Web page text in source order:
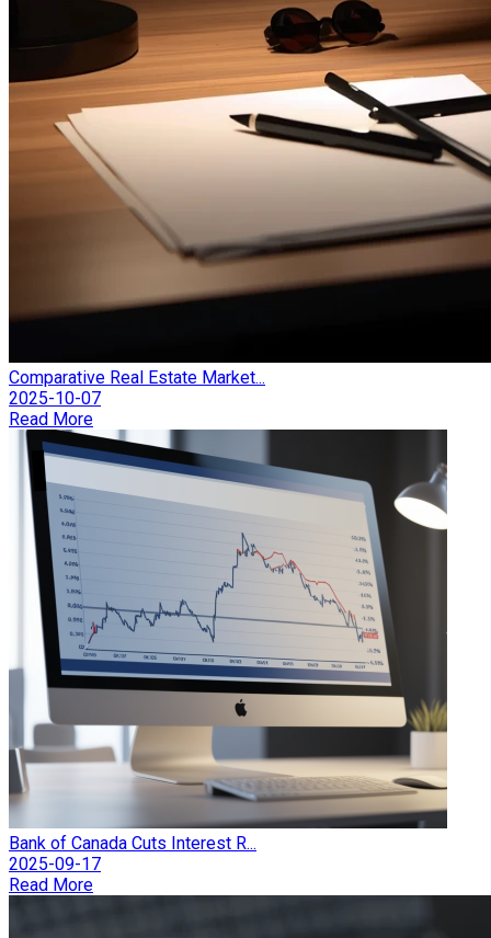
Comparative Real Estate Market...
2025-10-07
Read More
Bank of Canada Cuts Interest R...
2025-09-17
Read More